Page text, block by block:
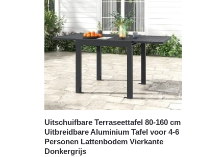
Uitschuifbare Terraseettafel 80-160 cm
Uitbreidbare Aluminium Tafel voor 4-6
Personen Lattenbodem Vierkante
Donkergrijs